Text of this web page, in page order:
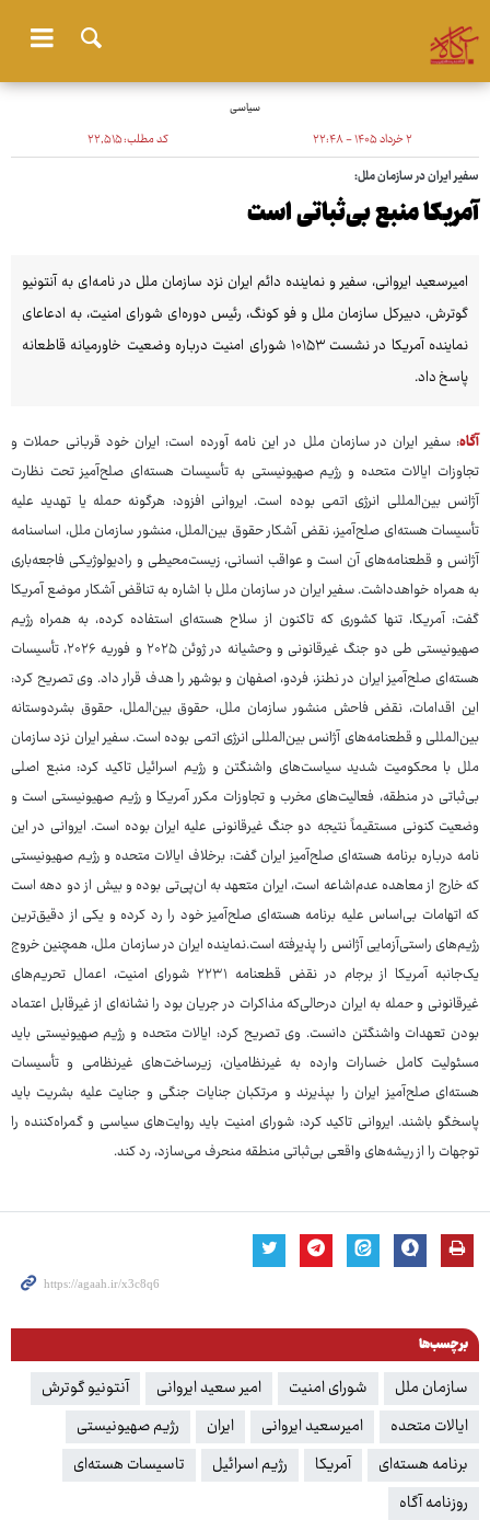
سیاسی
۲ خرداد ۱۴۰۵ - ۲۲:۴۸ کد مطلب:۲۲٬۵۱۵
سفیر ایران در سازمان ملل:
آمریکا منبع بی‌ثباتی است
امیرسعید ایروانی، سفیر و نماینده دائم ایران نزد سازمان ملل در نامه‌ای به آنتونیو
گوترش، دبیرکل سازمان ملل و فو کونگ، رئیس دوره‌ای شورای امنیت، به ادعاعای
نماینده آمریکا در نشست ۱۰۱۵۳ شورای امنیت درباره وضعیت خاورمیانه قاطعانه
پاسخ داد.
آگاه: سفیر ایران در سازمان ملل در این نامه آورده است: ایران خود قربانی حملات و
تجاوزات ایالات متحده و رژیم صهیونیستی به تأسیسات هسته‌ای صلح‌آمیز تحت نظارت
آژانس بین‌المللی انرژی اتمی بوده است. ایروانی افزود: هرگونه حمله یا تهدید علیه
تأسیسات هسته‌ای صلح‌آمیز، نقض آشکار حقوق بین‌الملل، منشور سازمان ملل، اساسنامه
آژانس و قطعنامه‌های آن است و عواقب انسانی، زیست‌محیطی و رادیولوژیکی فاجعه‌باری
به همراه خواهدداشت. سفیر ایران در سازمان ملل با اشاره به تناقض آشکار موضع آمریکا
گفت: آمریکا، تنها کشوری که تاکنون از سلاح هسته‌ای استفاده کرده، به همراه رژیم
صهیونیستی طی دو جنگ غیرقانونی و وحشیانه در ژوئن ۲۰۲۵ و فوریه ۲۰۲۶، تأسیسات
هسته‌ای صلح‌آمیز ایران در نطنز، فردو، اصفهان و بوشهر را هدف قرار داد. وی تصریح کرد:
این اقدامات، نقض فاحش منشور سازمان ملل، حقوق بین‌الملل، حقوق بشردوستانه
بین‌المللی و قطعنامه‌های آژانس بین‌المللی انرژی اتمی بوده است. سفیر ایران نزد سازمان
ملل با محکومیت شدید سیاست‌های واشنگتن و رژیم اسرائیل تاکید کرد: منبع اصلی
بی‌ثباتی در منطقه، فعالیت‌های مخرب و تجاوزات مکرر آمریکا و رژیم صهیونیستی است و
وضعیت کنونی مستقیماً نتیجه دو جنگ غیرقانونی علیه ایران بوده است. ایروانی در این
نامه درباره برنامه هسته‌ای صلح‌آمیز ایران گفت: برخلاف ایالات متحده و رژیم صهیونیستی
که خارج از معاهده عدم‌اشاعه است، ایران متعهد به ان‌پی‌تی بوده و بیش از دو دهه است
که اتهامات بی‌اساس علیه برنامه هسته‌ای صلح‌آمیز خود را رد کرده و یکی از دقیق‌ترین
رژیم‌های راستی‌آزمایی آژانس را پذیرفته است.نماینده ایران در سازمان ملل، همچنین خروج
یک‌جانبه آمریکا از برجام در نقض قطعنامه ۲۲۳۱ شورای امنیت، اعمال تحریم‌های
غیرقانونی و حمله به ایران درحالی‌که مذاکرات در جریان بود را نشانه‌ای از غیرقابل اعتماد
بودن تعهدات واشنگتن دانست. وی تصریح کرد: ایالات متحده و رژیم صهیونیستی باید
مسئولیت کامل خسارات وارده به غیرنظامیان، زیرساخت‌های غیرنظامی و تأسیسات
هسته‌ای صلح‌آمیز ایران را بپذیرند و مرتکبان جنایات جنگی و جنایت علیه بشریت باید
پاسخگو باشند. ایروانی تاکید کرد: شورای امنیت باید روایت‌های سیاسی و گمراه‌کننده را
توجهات را از ریشه‌های واقعی بی‌ثباتی منطقه منحرف می‌سازد، رد کند.
برچسب‌ها
سازمان ملل شورای امنیت امیر سعید ایروانی
آنتونیو گوترش
ایالات متحده
امیرسعید ایروانی ایران
رژیم صهیونیستی
برنامه هسته‌ای
آمریکا رژیم اسرائیل
تاسیسات هسته‌ای
روزنامه آگاه